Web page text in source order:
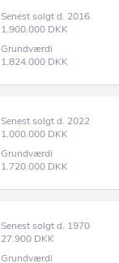
Senest solgt d. 2016
1.900.000 DKK
Grundværdi
1.824.000 DKK
Senest solgt d. 2022
1.000.000 DKK
Grundværdi
1.720.000 DKK
Senest solgt d. 1970
27.900 DKK
Grundværdi